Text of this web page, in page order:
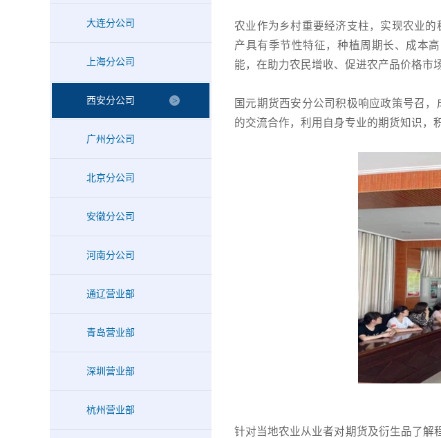
大连分公司
上海分公司
西安分公司
广州分公司
北京分公司
安徽分公司
河南分公司
通辽营业部
青岛营业部
深圳营业部
杭州营业部
农业作为乡村重要经济支柱，实现农业
产具有季节性特征，种植周期长、成本
能，在助力农民增收、促进农产品价格市
国元期货西安分公司积极响应政策号召
的交流合作，利用自身专业的期货知识，
针对当地农业从业者对期货及衍生品了解